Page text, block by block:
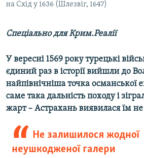
Усі сайти RFE/RL
на Схід у 1636 (Шлезвіг, 1647)
Спеціально для Крим.Реалії
У вересні 1569 року турецькі
єдиний раз в історії вийшли до
найпівнічніша точка османської
саме така дальність походу і
жарт – Астрахань виявилася їм не
Не залишилося жодної
неушкодженої галери